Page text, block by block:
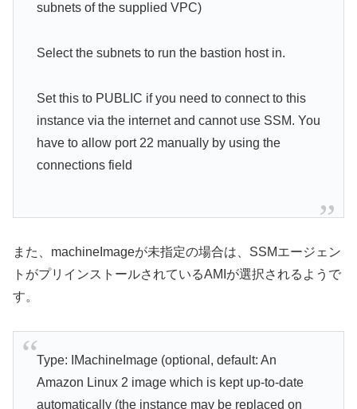
subnets of the supplied VPC)
Select the subnets to run the bastion host in.
Set this to PUBLIC if you need to connect to this
instance via the internet and cannot use SSM. You
have to allow port 22 manually by using the
connections field
また、machineImageが未指定の場合は、SSMエージェン
トがプリインストールされているAMIが選択されるようで
す。
Type: IMachineImage (optional, default: An
Amazon Linux 2 image which is kept up-to-date
automatically (the instance may be replaced on